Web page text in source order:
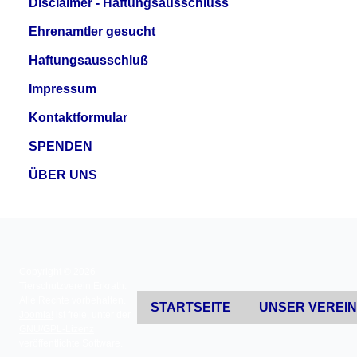
Ehrenamtler gesucht
Haftungsausschluß
Impressum
Kontaktformular
SPENDEN
ÜBER UNS
STARTSEITE UNSER VEREIN